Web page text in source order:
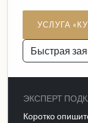
УСЛУГА
Быстрая
ЭКСПЕРТ
Коротко